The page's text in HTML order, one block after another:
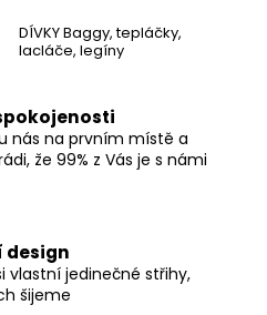
DÍVKY Baggy, tepláčky,
lacláče, legíny
nás na prvním místě a
že 99% z Vás je s námi
design
vlastní jedinečné střihy,
šijeme